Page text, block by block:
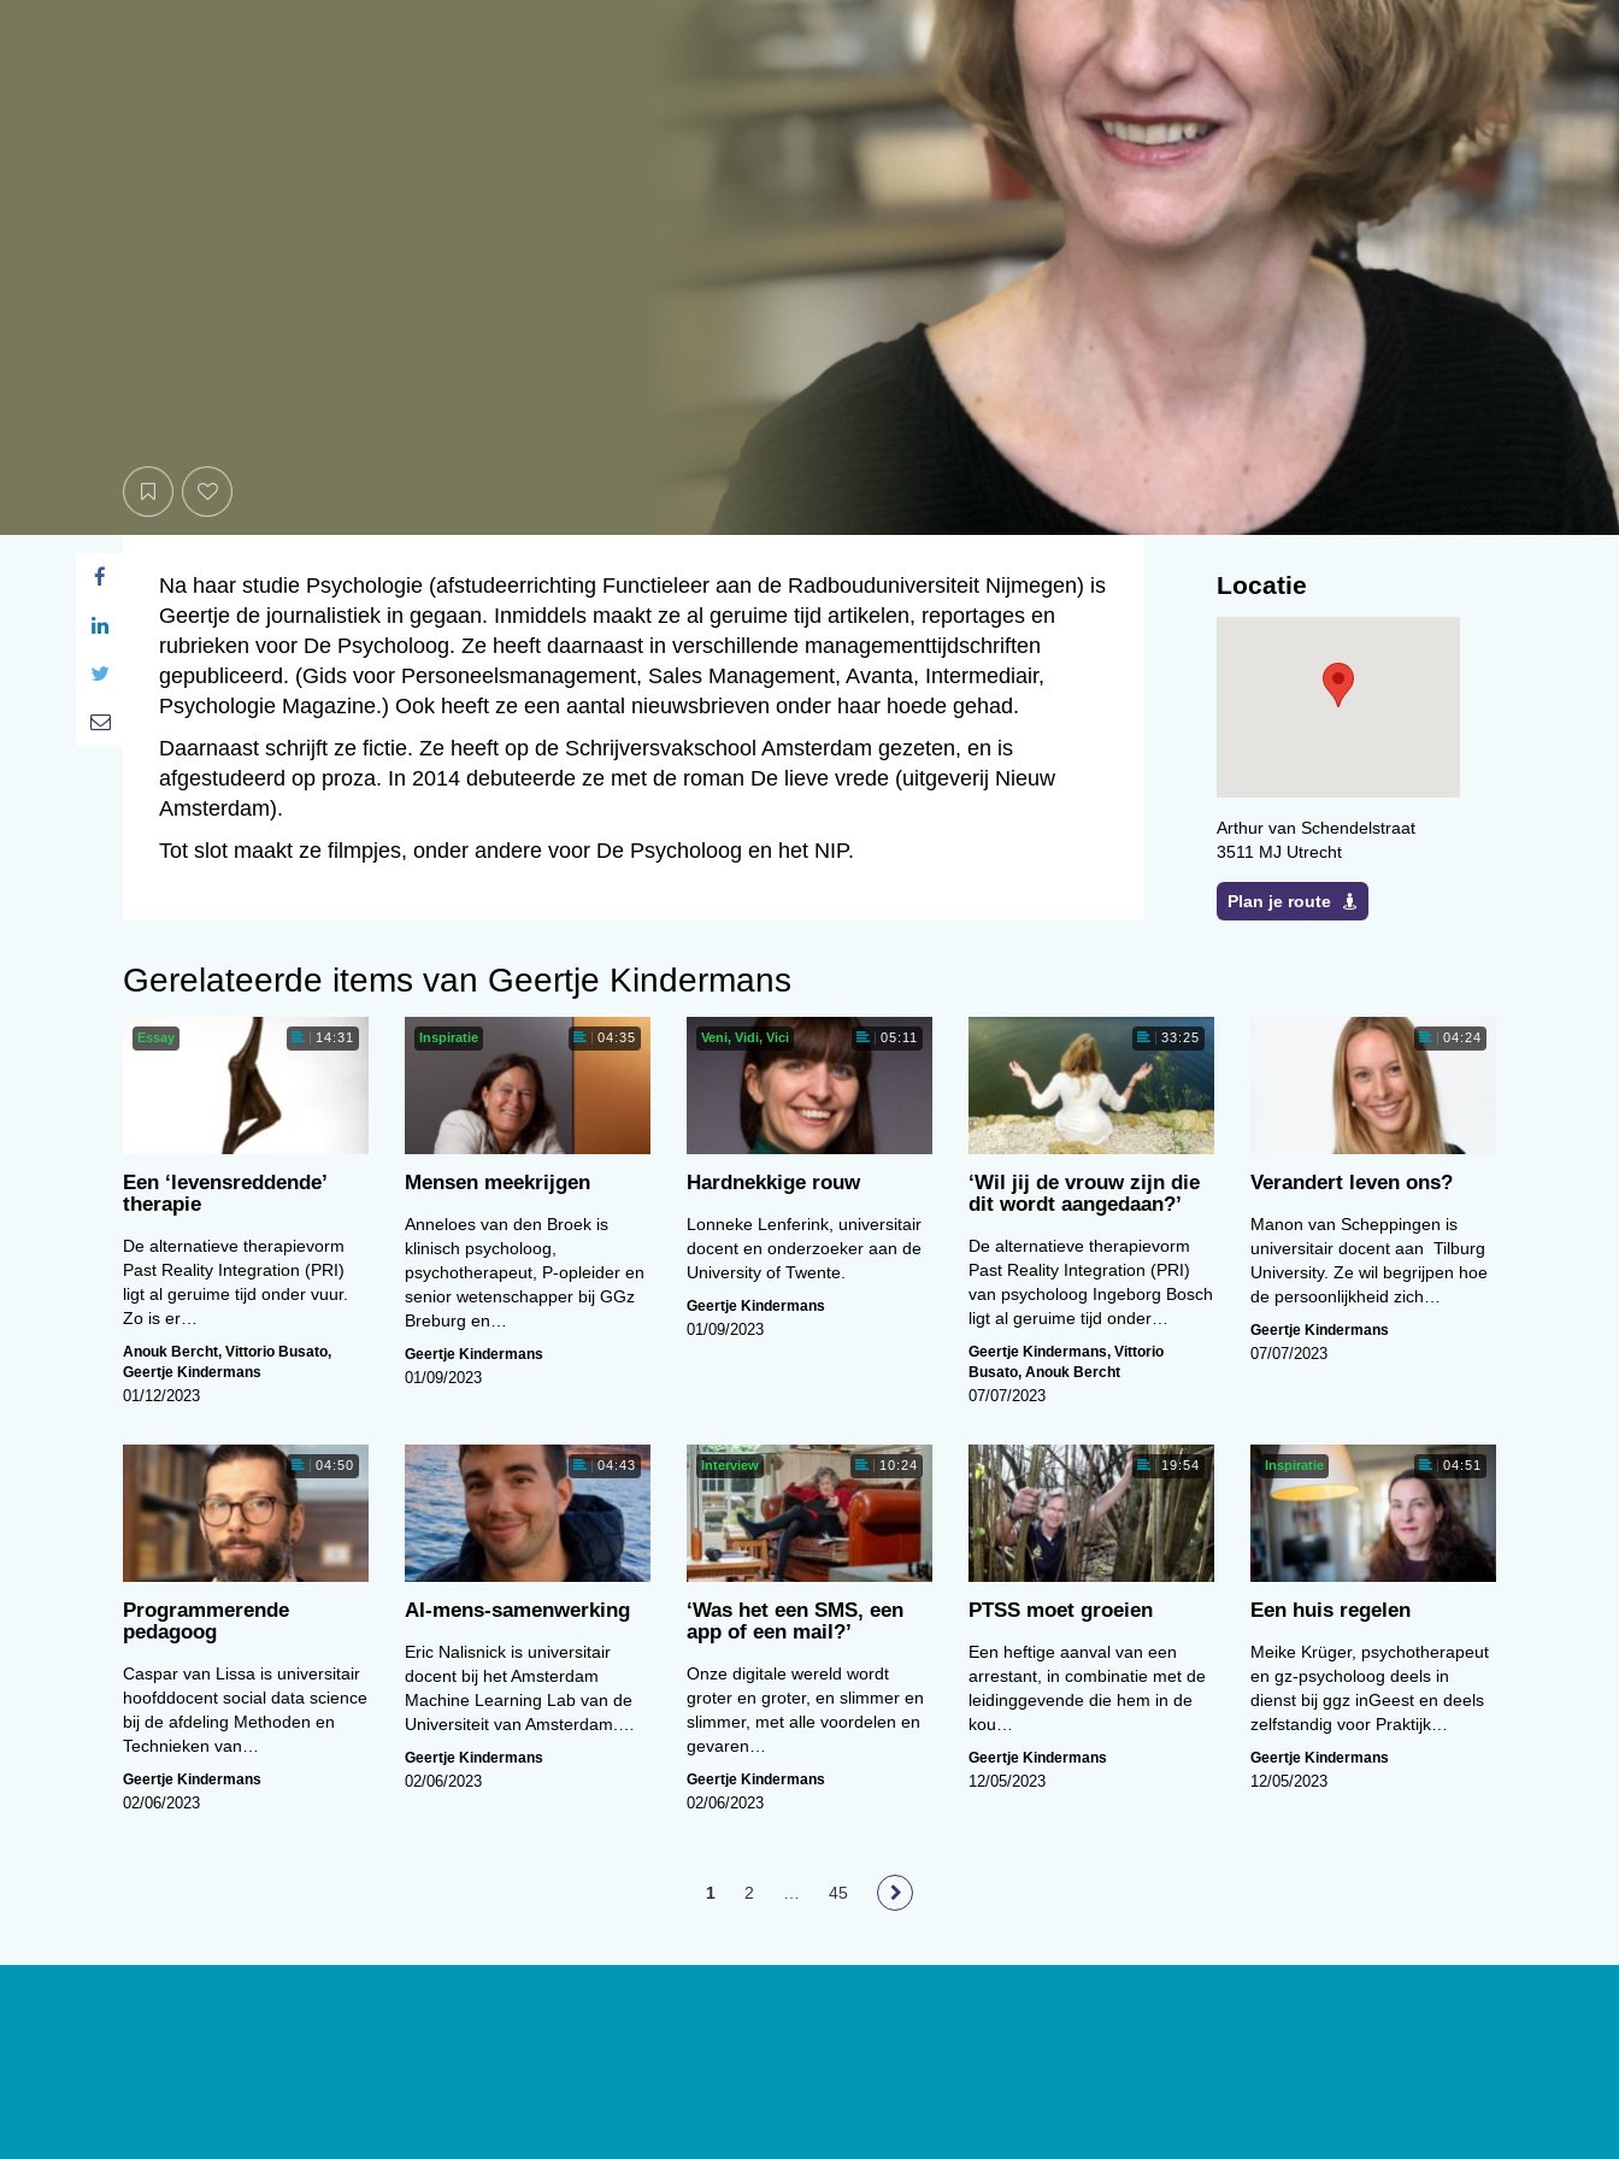
Na haar studie Psychologie (afstudeerrichting Functieleer aan de Radbouduniversiteit Nijmegen) is
Geertje de journalistiek in gegaan. Inmiddels maakt ze al geruime tijd artikelen, reportages en
rubrieken voor De Psycholoog. Ze heeft daarnaast in verschillende managementtijdschriften
gepubliceerd. (Gids voor Personeelsmanagement, Sales Management, Avanta, Intermediair,
Psychologie Magazine.) Ook heeft ze een aantal nieuwsbrieven onder haar hoede gehad.
Daarnaast schrijft ze fictie. Ze heeft op de Schrijversvakschool Amsterdam gezeten, en is
afgestudeerd op proza. In 2014 debuteerde ze met de roman De lieve vrede (uitgeverij Nieuw
Amsterdam).
Tot slot maakt ze filmpjes, onder andere voor De Psycholoog en het NIP.
Locatie
Arthur van Schendelstraat
3511 MJ Utrecht
Plan je route
Gerelateerde items van Geertje Kindermans
Essay 14:31
Een ‘levens­reddende’
therapie
De alternatieve therapievorm
Past Reality Integration (PRI)
ligt al geruime tijd onder vuur.
Zo is er…
Anouk Bercht, Vittorio Busato,
Geertje Kindermans
01/12/2023
Inspiratie 04:35
Mensen meekrijgen
Anneloes van den Broek is
klinisch psycholoog,
psychotherapeut, P-opleider en
senior wetenschapper bij GGz
Breburg en…
Geertje Kindermans
01/09/2023
Veni, Vidi, Vici 05:11
Hardnekkige rouw
Lonneke Lenferink, universitair
docent en onderzoeker aan de
University of Twente.
Geertje Kindermans
01/09/2023
33:25
‘Wil jij de vrouw zijn die
dit wordt aangedaan?’
De alternatieve therapievorm
Past Reality Integration (PRI)
van psycholoog Ingeborg Bosch
ligt al geruime tijd onder…
Geertje Kindermans, Vittorio
Busato, Anouk Bercht
07/07/2023
04:24
Verandert leven ons?
Manon van Scheppingen is
universitair docent aan Tilburg
University. Ze wil begrijpen hoe
de persoonlijkheid zich…
Geertje Kindermans
07/07/2023
04:50
Programmerende
pedagoog
Caspar van Lissa is universitair
hoofddocent social data science
bij de afdeling Methoden en
Technieken van…
Geertje Kindermans
02/06/2023
04:43
AI-mens-samenwerking
Eric Nalisnick is universitair
docent bij het Amsterdam
Machine Learning Lab van de
Universiteit van Amsterdam.…
Geertje Kindermans
02/06/2023
Interview 10:24
‘Was het een SMS, een
app of een mail?’
Onze digitale wereld wordt
groter en groter, en slimmer en
slimmer, met alle voordelen en
gevaren…
Geertje Kindermans
02/06/2023
19:54
PTSS moet groeien
Een heftige aanval van een
arrestant, in combinatie met de
leidinggevende die hem in de
kou…
Geertje Kindermans
12/05/2023
Inspiratie 04:51
Een huis regelen
Meike Krüger, psychotherapeut
en gz-psycholoog deels in
dienst bij ggz inGeest en deels
zelfstandig voor Praktijk…
Geertje Kindermans
12/05/2023
1 2 … 45